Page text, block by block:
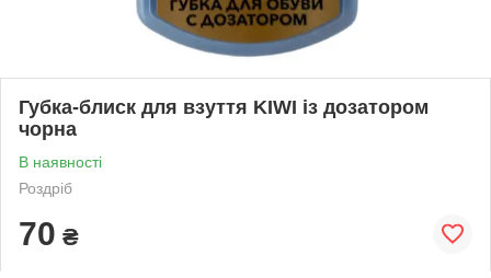
Губка-блиск для взуття KIWI із дозатором
чорна
В наявності
Роздріб
70 ₴